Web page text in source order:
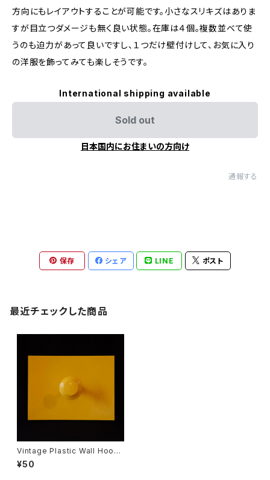
方向にもレイアウトすることが可能です。小さなスリキズはありま
すが目立つダメージも無く良い状態。在庫は４個。複数並べて使
うのも迫力があって良いですし、１つだけ壁付けして、お気に入り
の洋服を飾ってみても楽しそうです。
International shipping available
Sold out
日本国内にお住まいの方向け
通報する
保存 シェア LINE ポスト
最近チェックした商品
Vintage Plastic Wall Hook /
Coat Rack / Space Age
¥50